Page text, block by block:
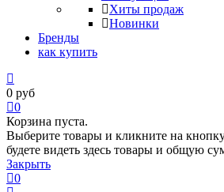
Хиты продаж
Новинки
Бренды
как купить
0 руб
0
Корзина пуста.
Выберите товары и кликните на
будете видеть здесь товары и общую
Закрыть
0